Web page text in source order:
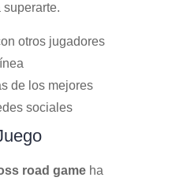
otros jugadores
de los mejores
sociales
road game ha